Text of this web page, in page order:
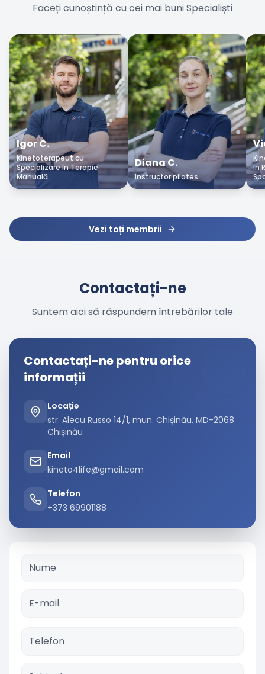
Faceți cunoștință cu cei mai buni Specialiști
IgorC.
Kinetoterapeut cu
Specializare în Terapie
Manuală
DianaC.
Instructor pilates
în
Vezi toți membrii
Contactați-ne
Suntem aici să răspundem întrebărilor tale
Contactați-ne pentru orice
informații
Locație
str. Alecu Russo 14/1, mun. Chișinău, MD-2068
Chișinău
Email
kineto4life@gmail.com
Telefon
+373 69901188